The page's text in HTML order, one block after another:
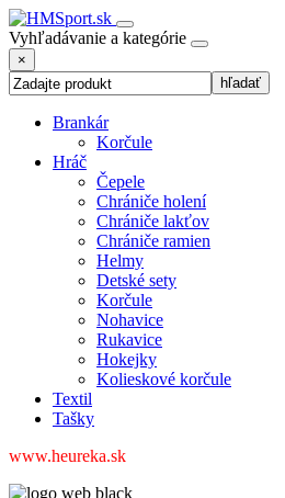
Vyhľadávanie a kategórie
×
Brankár
Korčule
Hráč
Čepele
Chrániče holení
Chrániče lakťov
Chrániče ramien
Helmy
Detské sety
Korčule
Nohavice
Rukavice
Hokejky
Kolieskové korčule
Textil
Tašky
www.heureka.sk